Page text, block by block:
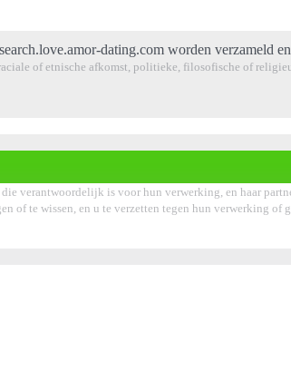
dating.com worden verzameld
of etnische afkomst, politieke, filosofische of
verantwoordelijk is voor hun verwerking, en haar
of te wissen, en u te verzetten tegen hun verwerking